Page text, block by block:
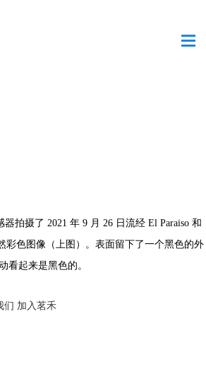
器拍摄了 2021 年 9 月 26 日流经 El Paraiso 和
彩色图像（上图）。表面留下了一个黑色的外
看起来是黑色的。
们 加入茗禾